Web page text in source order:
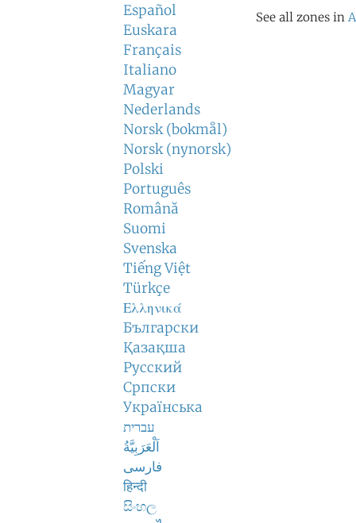
Español
Euskara
Français
Italiano
Magyar
Nederlands
Norsk (bokmål)
Norsk (nynorsk)
Polski
Português
Română
Suomi
Svenska
Tiếng Việt
Türkçe
Ελληνικά
Български
Қазақша
Русский
Српски
Українська
עברית
اَلْعَرَبِيَّةُ
فارسی
हिन्दी
සිංහල
See all zones in